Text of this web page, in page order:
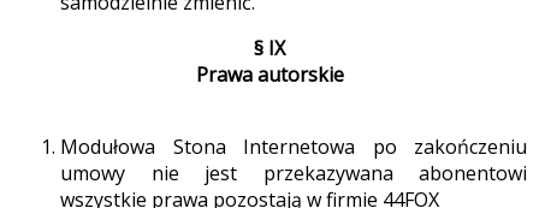
§ IX
Prawa autorskie
Modułowa Stona Internetowa po zakończeniu
umowy nie jest przekazywana abonentowi
wszystkie prawa pozostają w firmie 44FOX